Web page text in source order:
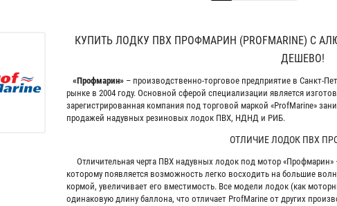
КУПИТЬ ЛОДКУ ПВХ ПРОФМАРИН (PROFMARINE)
ДЕШЕВО!
«Профмарин» – производственно-торговое предприятие в Санкт-
рынке в 2004 году. Основной сферой специализации является
зарегистрированная компания под торговой маркой «ProfMarine»
продажей надувных резиновых лодок ПВХ, НДНД и РИБ.
ОТЛИЧИЕ ЛОДОК ПВХ
Отличительная черта ПВХ надувных лодок под мотор «Профмарин»
которому появляется возможность легко восходить на большие
кормой, увеличивает его вместимость. Все модели лодок (как
одинаковую длину баллона, что отличает ProfMarine от других